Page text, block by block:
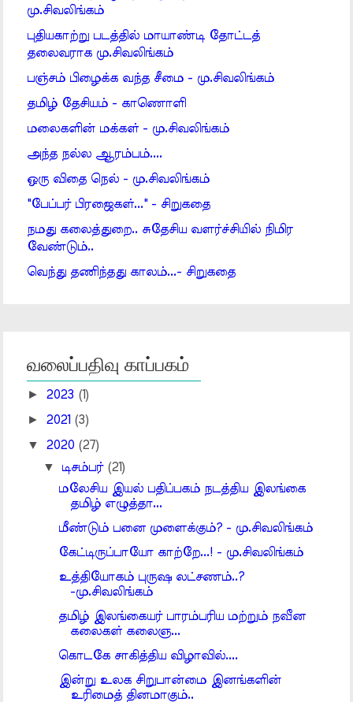
மு.சிவலிங்கம்
புதியகாற்று படத்தில் மாயாண்டி தோட்டத்
தலைவராக மு.சிவலிங்கம்
பஞ்சம் பிழைக்க வந்த சீமை - மு.சிவலிங்கம்
தமிழ் தேசியம் - காணொளி
மலைகளின் மக்கள் - மு.சிவலிங்கம்
அந்த நல்ல ஆரம்பம்....
ஒரு விதை நெல் - மு.சிவலிங்கம்
"பேப்பர் பிரஜைகள்..." - சிறுகதை
நமது கலைத்துறை.. சுதேசிய வளர்ச்சியில் நிமிர
வேண்டும்..
வெந்து தணிந்தது காலம்...- சிறுகதை
வலைப்பதிவு காப்பகம்
► 2023 (1)
► 2021 (3)
▼ 2020 (27)
▼ டிசம்பர் (21)
மலேசிய இயல் பதிப்பகம் நடத்திய இலங்கை
தமிழ் எழுத்தா...
மீண்டும் பனை முளைக்கும்? - மு.சிவலிங்கம்
கேட்டிருப்பாயோ காற்றே...! - மு.சிவலிங்கம்
உத்தியோகம் புருஷ லட்சணம்..?
-மு.சிவலிங்கம்
தமிழ் இலங்கையர் பாரம்பரிய மற்றும் நவீன
கலைகள் கலைஞ...
கொடகே சாகித்திய விழாவில்....
இன்று உலக சிறுபான்மை இனங்களின்
உரிமைத் தினமாகும்..